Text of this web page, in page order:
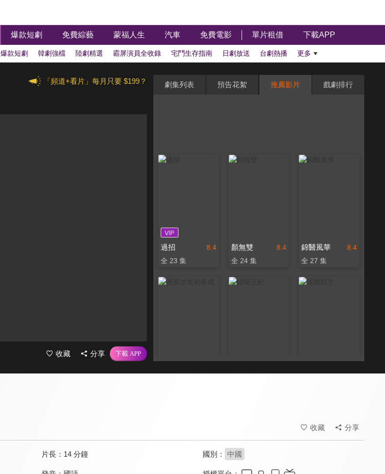
爆款短劇 免費綜藝 蒙福人生 汽車 免費電影 單片租借 下載APP
爆款短劇 韓劇強檔 陸劇精選 霸屏演員全收錄 宅鬥生存指南 日劇放送 台劇熱播 更多
「頻道+看片」每月只要 $199？
收藏 分享
劇集列表 預告花絮 推薦影片 戲劇排行
8.4
過招
全 23 集
8.4
顏無雙
全 24 集
8.4
錦醫風華
全 27 集
收藏 分享
片長： 14 分鐘 國別： 中國